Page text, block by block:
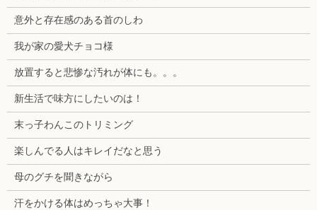
意外と存在感のある首のしわ
我が家の愛犬チョコ様
放置すると悲惨な汚れが体にも。。。
新生活で味方にしたいのは！
末っ子わんこのトリミング
楽しんでる人はキレイだなと思う
母のグチを聞きながら
汗をかける体はめっちゃ大事！